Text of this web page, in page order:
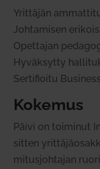
Yrit­täjän
Joh­ta­misen
Opet­tajan
Hyväk­sytty
Ser­ti­fioitu
Kokemus
Päivi on toi­minut
sitten
mi­tus­joh­tajan